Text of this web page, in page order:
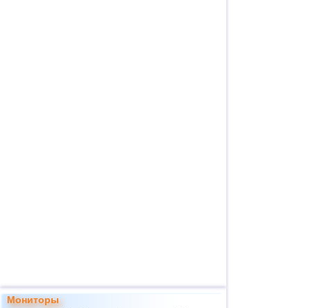
Мониторы